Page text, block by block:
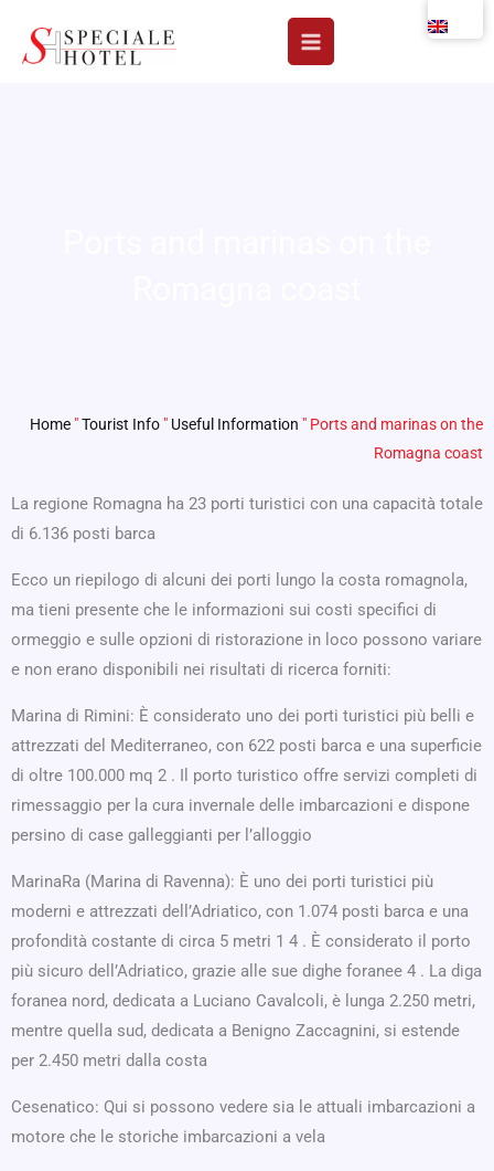
Home "Tourist Info " Useful Information " Ports and marinas on the
Romagna coast
La regione Romagna ha 23 porti turistici con una capacità totale
di 6.136 posti barca
Ecco un riepilogo di alcuni dei porti lungo la costa romagnola,
ma tieni presente che le informazioni sui costi specifici di
ormeggio e sulle opzioni di ristorazione in loco possono variare
e non erano disponibili nei risultati di ricerca forniti:
Marina di Rimini: È considerato uno dei porti turistici più belli e
attrezzati del Mediterraneo, con 622 posti barca e una superficie
di oltre 100.000 mq 2 . Il porto turistico offre servizi completi di
rimessaggio per la cura invernale delle imbarcazioni e dispone
persino di case galleggianti per l’alloggio
MarinaRa (Marina di Ravenna): È uno dei porti turistici più
moderni e attrezzati dell’Adriatico, con 1.074 posti barca e una
profondità costante di circa 5 metri 1 4 . È considerato il porto
più sicuro dell’Adriatico, grazie alle sue dighe foranee 4 . La diga
foranea nord, dedicata a Luciano Cavalcoli, è lunga 2.250 metri,
mentre quella sud, dedicata a Benigno Zaccagnini, si estende
per 2.450 metri dalla costa
Cesenatico: Qui si possono vedere sia le attuali imbarcazioni a
motore che le storiche imbarcazioni a vela